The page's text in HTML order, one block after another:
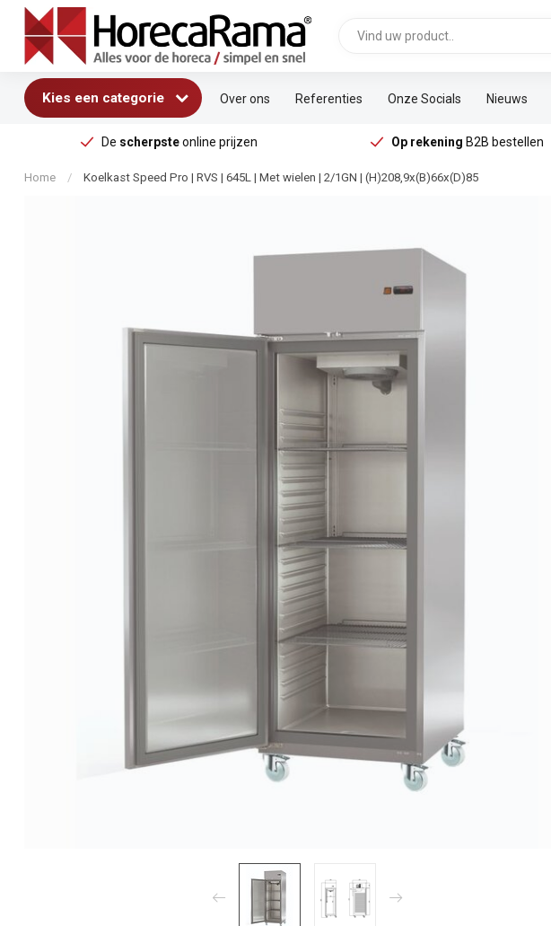
Kies een categorie Over ons Referenties Onze Socials Nieuws
De scherpsteonline prijzen Op rekening B2B bestellen
Home / Koelkast Speed Pro | RVS | 645L | Met wielen | 2/1GN | (H)208,9x(B)66x(D)85